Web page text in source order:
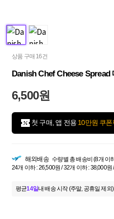
상품 구매 16건
Danish Chef Cheese
6,500원
첫 구매, 앱 전용 10만원 쿠폰
해외배송 수량별 총 배송비 (8개 이
24개 이하 : 26,500원 / 32개 이하 : 38,000원
평균14일내 배송 시작 (주말, 공휴일 제외)